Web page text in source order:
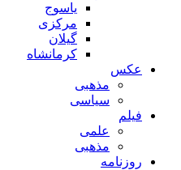
یاسوج
مرکزی
گیلان
کرمانشاه
عکس
مذهبی
سیاسی
فیلم
علمی
مذهبی
روزنامه